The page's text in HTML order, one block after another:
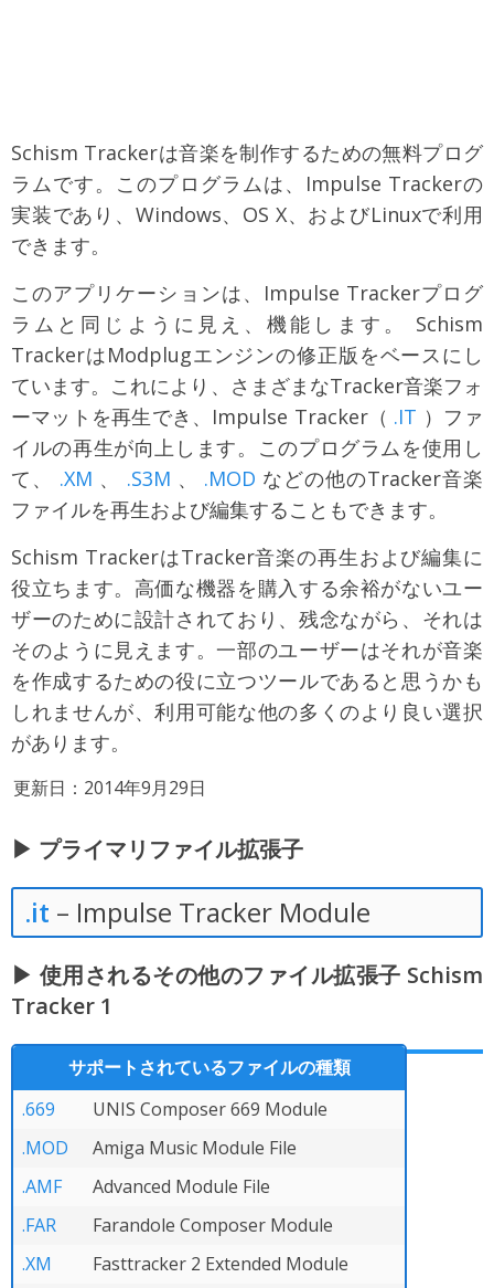
Schism Trackerは音楽を制作するための無料プログ
ラムです。このプログラムは、Impulse Trackerの
実装であり、Windows、OS X、およびLinuxで利用
できます。
このアプリケーションは、Impulse Trackerプログ
ラムと同じように見え、機能します。 Schism
TrackerはModplugエンジンの修正版をベースにし
ています。これにより、さまざまなTracker音楽フォ
ーマットを再生でき、Impulse Tracker（ .IT ）ファ
イルの再生が向上します。このプログラムを使用し
て、 .XM 、 .S3M 、 .MOD などの他のTracker音楽
ファイルを再生および編集することもできます。
Schism TrackerはTracker音楽の再生および編集に
役立ちます。高価な機器を購入する余裕がないユー
ザーのために設計されており、残念ながら、それは
そのように見えます。一部のユーザーはそれが音楽
を作成するための役に立つツールであると思うかも
しれませんが、利用可能な他の多くのより良い選択
があります。
更新日：2014年9月29日
▶ プライマリファイル拡張子
.it – Impulse Tracker Module
▶ 使用されるその他のファイル拡張子 Schism
Tracker 1
サポートされているファイルの種類
.669
UNIS Composer 669 Module
.MOD
Amiga Music Module File
.AMF
Advanced Module File
.FAR
Farandole Composer Module
.XM
Fasttracker 2 Extended Module